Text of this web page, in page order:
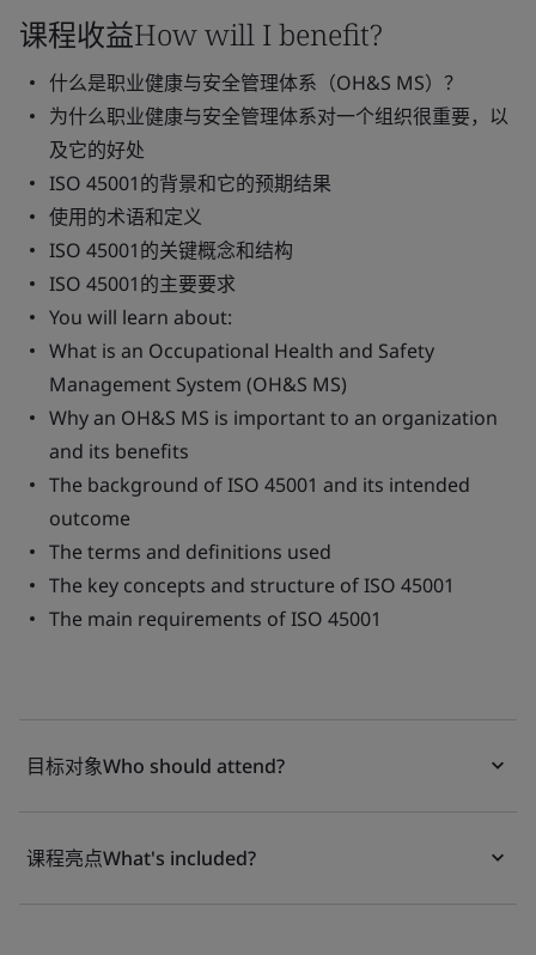
课程收益How will I benefit?
什么是职业健康与安全管理体系（OH&S MS）？
为什么职业健康与安全管理体系对一个组织很重要，以
及它的好处
ISO 45001的背景和它的预期结果
使用的术语和定义
ISO 45001的关键概念和结构
ISO 45001的主要要求
You will learn about:
What is an Occupational Health and Safety
Management System (OH&S MS)
Why an OH&S MS is important to an organization
and its benefits
The background of ISO 45001 and its intended
outcome
The terms and definitions used
The key concepts and structure of ISO 45001
The main requirements of ISO 45001
目标对象Who should attend?
课程亮点What's included?